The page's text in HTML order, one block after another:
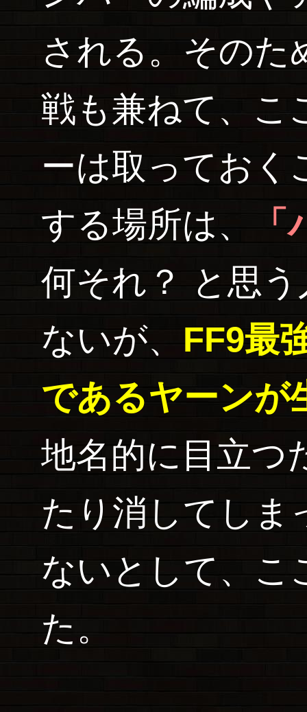
される。そのた
戦も兼ねて、こ
ーは取っておく
する場所は、
何それ？ と思
ないが、 FF9最
であるヤーンが
地名的に目立つ
たり消してしま
ないとして、こ
た。